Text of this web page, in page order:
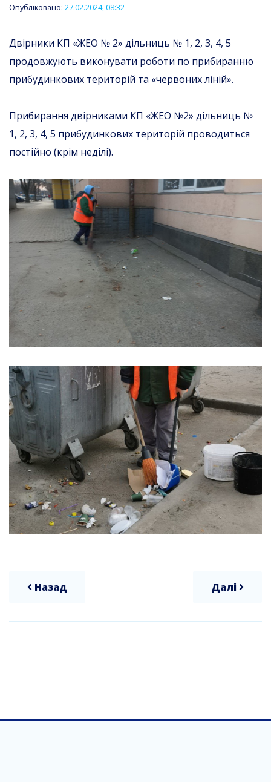
Опубліковано: 27.02.2024, 08:32
Двірники КП «ЖЕО № 2» дільниць № 1, 2, 3, 4, 5
продовжують виконувати роботи по прибиранню
прибудинкових територій та «червоних ліній».
Прибирання двірниками КП «ЖЕО №2» дільниць №
1, 2, 3, 4, 5 прибудинкових територій проводиться
постійно (крім неділі).
Назад Далі